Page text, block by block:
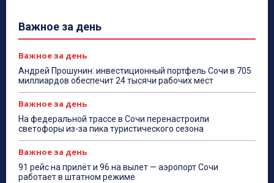
Важное за день
Важное за день
Андрей Прошунин: инвестиционный портфель Сочи в 705
миллиардов обеспечит 24 тысячи рабочих мест
Важное за день
На федеральной трассе в Сочи перенастроили
светофоры из-за пика туристического сезона
Важное за день
91 рейс на прилёт и 96 на вылет — аэропорт Сочи
работает в штатном режиме